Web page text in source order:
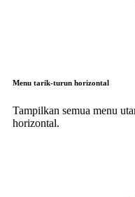
Menu tarik-turun horizontal
Tampilkan semua menu
horizontal.